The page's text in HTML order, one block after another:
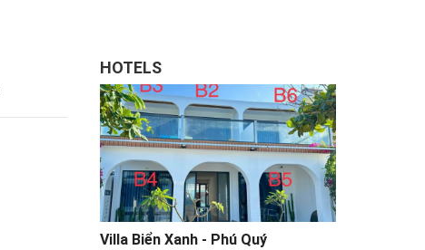
HOTELS
Villa Biển Xanh - Phú Quý